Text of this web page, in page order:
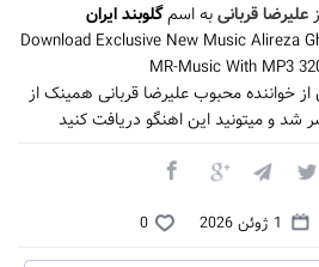
علیرضا قربانیبه اسمگلوبند ایران
Download Exclusive New Music Alireza
MR-Music With MP3
از خواننده محبوب علیرضا قربانی همینک از
و میتونید این اهنگو دریافت کنید
1 ژوئن 2026 0